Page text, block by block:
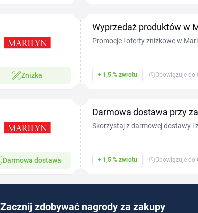
sezonowych wyprzedażach.
Zniżka
Wyprzedaż produktów w
Promocje i oferty zniżkowe w
+ 1,5 % zwrotu Obowiązuje do
Darmowa dostawa
Darmowa dostawa przy
Skorzystaj z darmowej dostawy i
+ 1,5 % zwrotu Obowiązuje do
Zacznij zdobywać nagrody za zakupy